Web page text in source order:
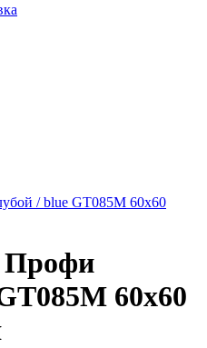
/ blue GT085M 60х60
Профи
60х60